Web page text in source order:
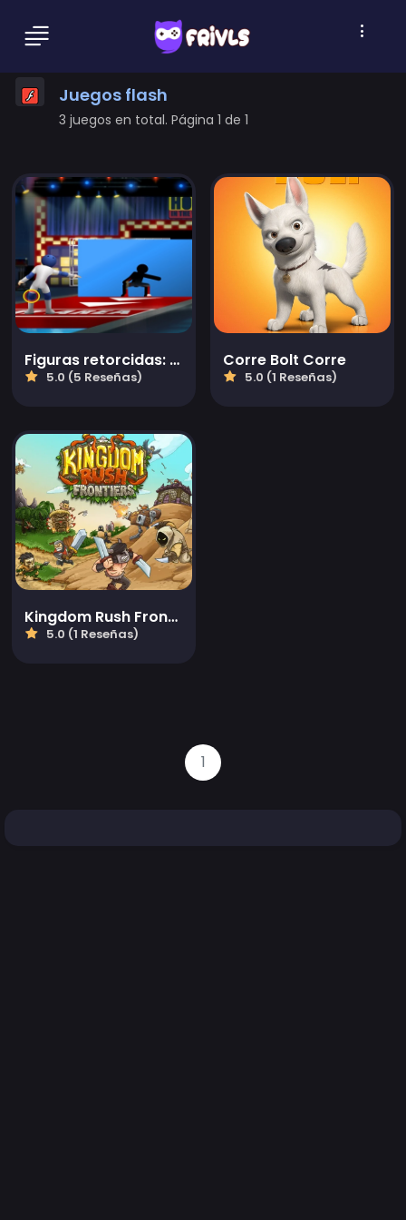
Juegos flash
3 juegos en total. Página 1 de 1
Figuras retorcidas: Agujero en la pared
5.0 (5 Reseñas)
Corre Bolt Corre
5.0 (1 Reseñas)
Kingdom Rush Frontie
5.0 (1 Reseñas)
1